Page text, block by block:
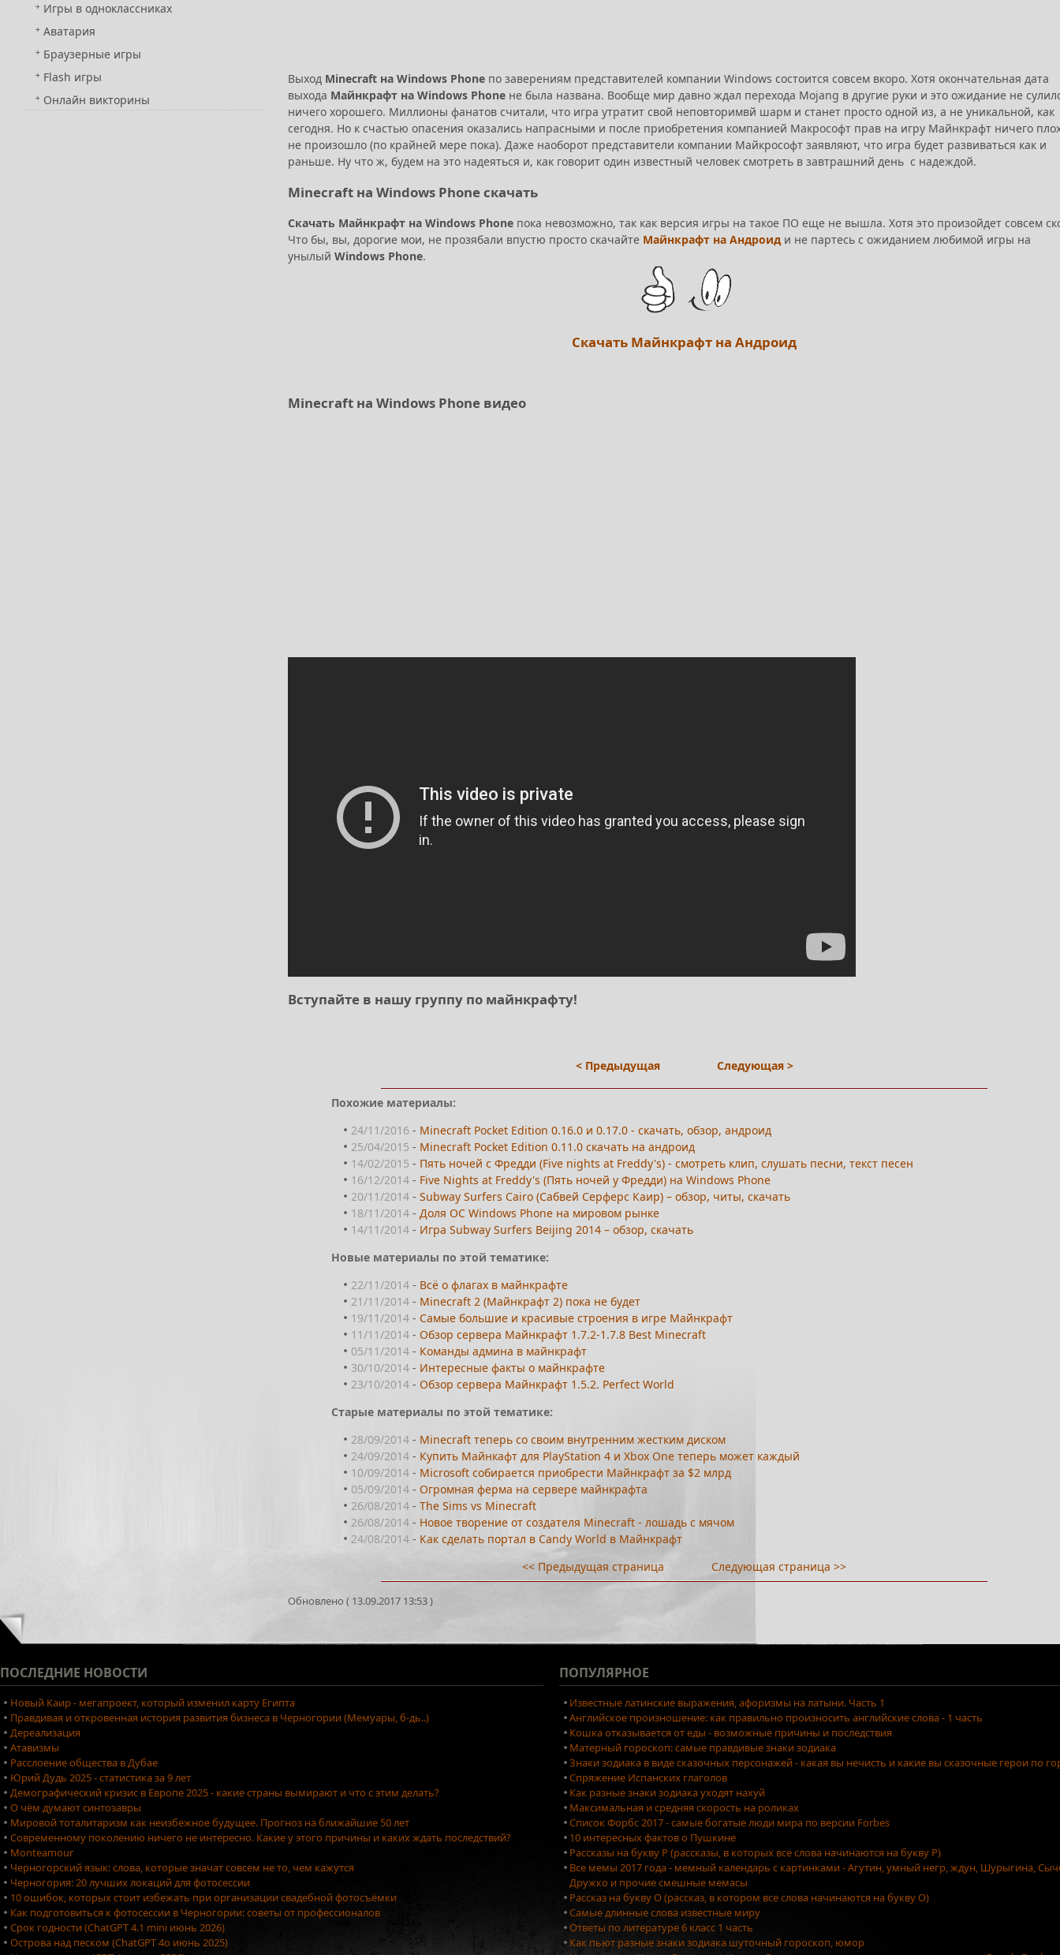
Выход Minecraft на Windows Phone по заверениям представителей компании Windows состоится совсем вкоро. Хотя окончательная дата
выхода Майнкрафт на Windows Phone не была названа. Вообще мир давно ждал перехода Mojang в другие руки и это ожидание не
ничего хорошего. Миллионы фанатов считали, что игра утратит свой неповторимвй шарм и станет просто одной из, а не уникальной, как
сегодня. Но к счастью опасения оказались напрасными и после приобретения компанией Макрософт прав на игру Майнкрафт ничего
не произошло (по крайней мере пока). Даже наоборот представители компании Майкрософт заявляют, что игра будет развиваться как и
раньше. Ну что ж, будем на это надеяться и, как говорит один известный человек смотреть в завтрашний день с надеждой.
Minecraft на Windows Phone скачать
Скачать Майнкрафт на Windows Phone пока невозможно, так как версия игры на такое ПО еще не вышла. Хотя это произойдет совсем
Что бы, вы, дорогие мои, не прозябали впустю просто скачайте Майнкрафт на Андроид и не партесь с ожиданием любимой игры на
унылый Windows Phone.
Скачать Майнкрафт на Андроид
Minecraft на Windows Phone видео
Вступайте в нашу группу по майнкрафту!
< Предыдущая Следующая >
Похожие материалы:
24/11/2016 - Minecraft Pocket Edition 0.16.0 и 0.17.0 - скачать, обзор, андроид
25/04/2015 - Minecraft Pocket Edition 0.11.0 скачать на андроид
14/02/2015 - Пять ночей с Фредди (Five nights at Freddy's) - смотреть клип, слушать песни, текст песен
16/12/2014 - Five Nights at Freddy's (Пять ночей у Фредди) на Windows Phone
20/11/2014 -Subway Surfers Cairo (Сабвей Серферс Каир) – обзор, читы, скачать
18/11/2014 - Доля ОС Windows Phone на мировом рынке
14/11/2014 - Игра Subway Surfers Beijing 2014 – обзор, скачать
Новые материалы по этой тематике:
22/11/2014 - Всё о флагах в майнкрафте
21/11/2014 - Minecraft 2 (Майнкрафт 2) пока не будет
19/11/2014 - Самые большие и красивые строения в игре Майнкрафт
11/11/2014 - Обзор сервера Майнкрафт 1.7.2-1.7.8 Best Minecraft
05/11/2014 - Команды админа в майнкрафт
30/10/2014 - Интересные факты о майнкрафте
23/10/2014 - Обзор сервера Майнкрафт 1.5.2. Perfect World
Старые материалы по этой тематике:
28/09/2014 - Minecraft теперь со своим внутренним жестким диском
24/09/2014 - Купить Майнкафт для PlayStation 4 и Xbox One теперь может каждый
10/09/2014 - Microsoft собирается приобрести Майнкрафт за $2 млрд
05/09/2014 - Огромная ферма на сервере майнкрафта
26/08/2014 -The Sims vs Minecraft
26/08/2014 - Новое творение от создателя Minecraft - лошадь с мячом
24/08/2014 - Как сделать портал в Candy World в Майнкрафт
<< Предыдущая страница
Следующая страница >>
Обновлено ( 13.09.2017 13:53 )
Игры в одноклассниках
Аватария
Браузерные игры
Flash игры
Онлайн викторины
ПОСЛЕДНИЕ НОВОСТИ
Новый Каир - мегапроект, который изменил карту Египта
Правдивая и откровенная история развития бизнеса в Черногории (Мемуары, б-дь..)
Дереализация
Атавизмы
Расслоение общества в Дубае
Юрий Дудь 2025 - статистика за 9 лет
Демографический кризис в Европе 2025 - какие страны вымирают и что с этим делать?
О чём думают синтозавры
Мировой тоталитаризм как неизбежное будущее. Прогноз на ближайшие 50 лет
Современному поколению ничего не интересно. Какие у этого причины и каких ждать последствий?
Monteamour
Черногорский язык: слова, которые значат совсем не то, чем кажутся
Черногория: 20 лучших локаций для фотосессии
10 ошибок, которых стоит избежать при организации свадебной фотосъёмки
Как подготовиться к фотосессии в Черногории: советы от профессионалов
Срок годности (ChatGPT 4.1 mini июнь 2026)
Острова над песком (ChatGPT 4o июнь 2025)
ПОПУЛЯРНОЕ
Известные латинские выражения, афоризмы на латыни. Часть 1
Английское произношение: как правильно произносить английские слова - 1 часть
Кошка отказывается от еды - возможные причины и последствия
Матерный гороскоп: самые правдивые знаки зодиака
Знаки зодиака в виде сказочных персонажей - какая вы нечисть и какие вы сказочные герои по
Спряжение Испанских глаголов
Как разные знаки зодиака уходят нахуй
Максимальная и средняя скорость на роликах
Список Форбс 2017 - самые богатые люди мира по версии Forbes
10 интересных фактов о Пушкине
Рассказы на букву Р (рассказы, в которых все слова начинаются на букву Р)
Все мемы 2017 года - мемный календарь с картинками - Агутин, умный негр, ждун, Шурыгина,
Дружко и прочие смешные мемасы
Рассказ на букву О (рассказ, в котором все слова начинаются на букву О)
Самые длинные слова известные миру
Ответы по литературе 6 класс 1 часть
Как пьют разные знаки зодиака шуточный гороскоп, юмор